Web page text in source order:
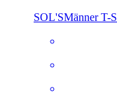
SOL'SMänner T-